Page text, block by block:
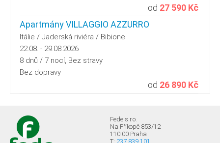
od 27 590 Kč
Apartmány VILLAGGIO AZZURRO
Itálie / Jaderská riviéra / Bibione
22.08. - 29.08.2026
8 dnů / 7 nocí, Bez stravy
Bez dopravy
od 26 890 Kč
Fede s.r.o.
Na Příkopě 853/12
110 00 Praha
T: 237 839 101